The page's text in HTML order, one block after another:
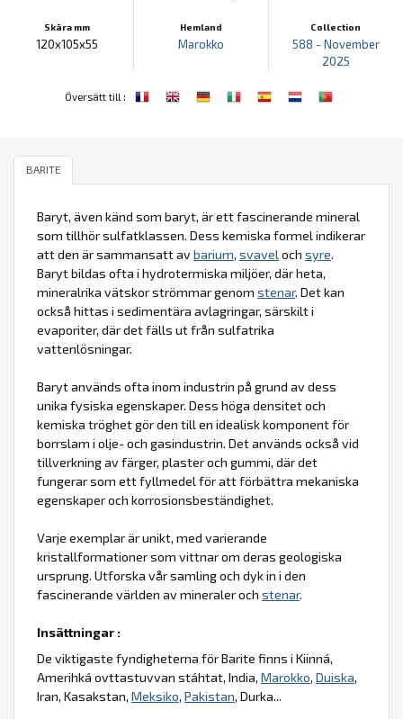
Skära mm
120x105x55
Hemland
Marokko
Collection
588 - November
2025
Översätt till :
BARITE
Baryt, även känd som baryt, är ett fascinerande mineral
som tillhör sulfatklassen. Dess kemiska formel indikerar
att den är sammansatt avbarium, svavel och syre.
Baryt bildas ofta i hydrotermiska miljöer, där heta,
mineralrika vätskor strömmar genom stenar. Det kan
också hittas i sedimentära avlagringar, särskilt i
evaporiter, där det fälls ut från sulfatrika
vattenlösningar.
Baryt används ofta inom industrin på grund av dess
unika fysiska egenskaper. Dess höga densitet och
kemiska tröghet gör den till en idealisk komponent för
borrslam i olje- och gasindustrin. Det används också vid
tillverkning av färger, plaster och gummi, där det
fungerar som ett fyllmedel för att förbättra mekaniska
egenskaper och korrosionsbeständighet.
Varje exemplar är unikt, med varierande
kristallformationer som vittnar om deras geologiska
ursprung. Utforska vår samling och dyk in i den
fascinerande världen av mineraler och stenar.
Insättningar :
De viktigaste fyndigheterna för Barite finns i Kiinná,
Amerihká ovttastuvvan stáhtat, India, Marokko, Duiska,
Iran, Kasakstan, Meksiko, Pakistan, Durka...